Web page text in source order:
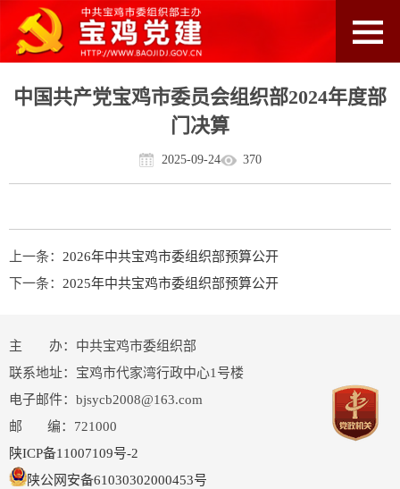
中国共产党宝鸡市委员会组织部2024年度部
门决算
2025-09-24 370
上一条： 2026年中共宝鸡市委组织部预算公开
下一条： 2025年中共宝鸡市委组织部预算公开
主 办：中共宝鸡市委组织部
联系地址：宝鸡市代家湾行政中心1号楼
电子邮件：bjsycb2008@163.com
邮 编：721000
陕ICP备11007109号-2
陕公网安备61030302000453号